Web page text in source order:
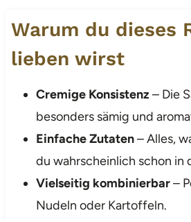
Warum du dieses
lieben wirst
Cremige Konsistenz – Die
besonders sämig und
Einfache Zutaten– Alles,
du wahrscheinlich schon in
Vielseitig kombinierbar–
Nudeln oder Kartoffeln.